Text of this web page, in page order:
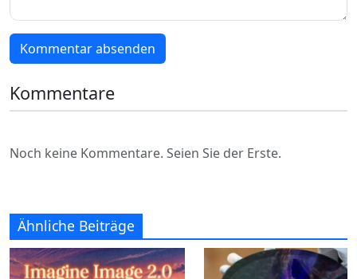
Kommentar absenden
Kommentare
Noch keine Kommentare. Seien Sie der Erste.
Ähnliche Beiträge